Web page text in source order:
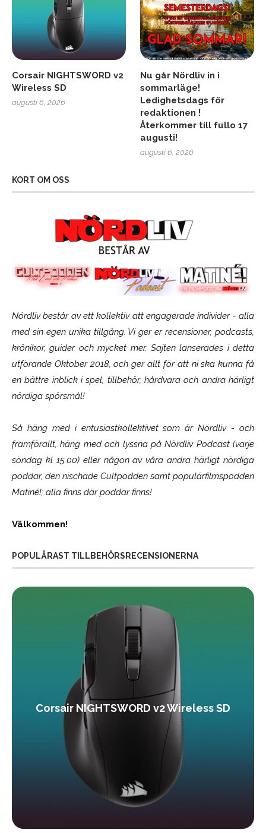
Corsair NIGHTSWORD v2
Wireless SD
augusti 6, 2026
Nu går Nördliv in i
sommarläge!
Ledighetsdags för
redaktionen !
Återkommer till fullo 17
augusti!
augusti 6, 2026
KORT OM OSS
Nördliv består av ett kollektiv att engagerade individer - alla
med sin egen unika tillgång. Vi ger er recensioner, podcasts,
krönikor, guider och mycket mer. Sajten lanserades i detta
utförande Oktober 2018, och ger allt för att ni ska kunna få
en bättre inblick i spel, tillbehör, hårdvara och andra härligt
nördiga spörsmål!
Så häng med i entusiastkollektivet som ärNördliv- och
framförallt, häng med och lyssna på Nördliv Podcast (varje
söndag kl 15.00) eller någon av våra andra härligt nördiga
poddar, den nischade Cultpodden samt populärfilmspodden
Matiné!; alla finns där poddar finns!
Välkommen!
POPULÄRAST TILLBEHÖRSRECENSIONERNA
Corsair NIGHTSWORD v2 Wireless SD